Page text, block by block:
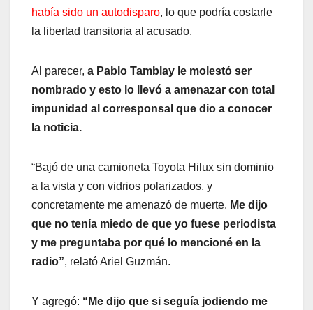
había sido un autodisparo, lo que podría costarle
la libertad transitoria al acusado.
Al parecer, a Pablo Tamblay le molestó ser
nombrado y esto lo llevó a amenazar con total
impunidad al corresponsal que dio a conocer
la noticia.
“Bajó de una camioneta Toyota Hilux sin dominio
a la vista y con vidrios polarizados, y
concretamente me amenazó de muerte. Me dijo
que no tenía miedo de que yo fuese periodista
y me preguntaba por qué lo mencioné en la
radio”, relató Ariel Guzmán.
Y agregó: “Me dijo que si seguía jodiendo me